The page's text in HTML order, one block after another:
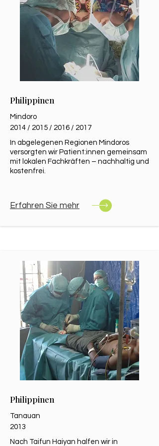
Philippinen
Mindoro
2014 / 2015 / 2016 / 2017
In abgelegenen Regionen Mindoros
versorgten wir Patient:innen gemeinsam
mit lokalen Fachkräften – nachhaltig und
kostenfrei.
Erfahren Sie mehr​
Philippinen
Tanauan
2013
Nach Taifun Haiyan halfen wir in